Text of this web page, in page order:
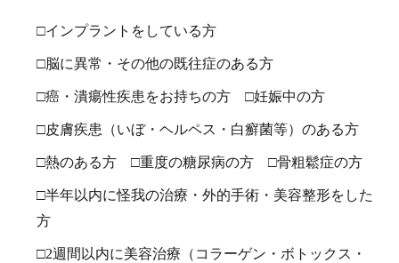
□インプラントをしている方
□脳に異常・その他の既往症のある方
□癌・潰瘍性疾患をお持ちの方 □妊娠中の方
□皮膚疾患（いぼ・ヘルペス・白癬菌等）のある方
□熱のある方 □重度の糖尿病の方 □骨粗鬆症の方
□半年以内に怪我の治療・外的手術・美容整形をした
方
□2週間以内に美容治療（コラーゲン・ボトックス・